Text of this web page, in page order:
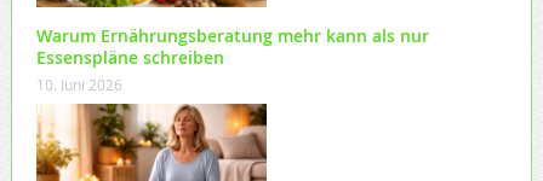
Warum Ernährungsberatung mehr kann als nur
Essenspläne schreiben
10. Juni 2026